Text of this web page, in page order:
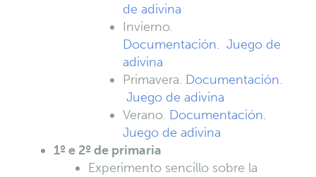
de adivina
Invierno.
Documentación. Juego de
adivina
Primavera. Documentación.
Juego de adivina
Verano. Documentación.
Juego de adivina
1º e 2º de primaria
Experimento sencillo sobre la